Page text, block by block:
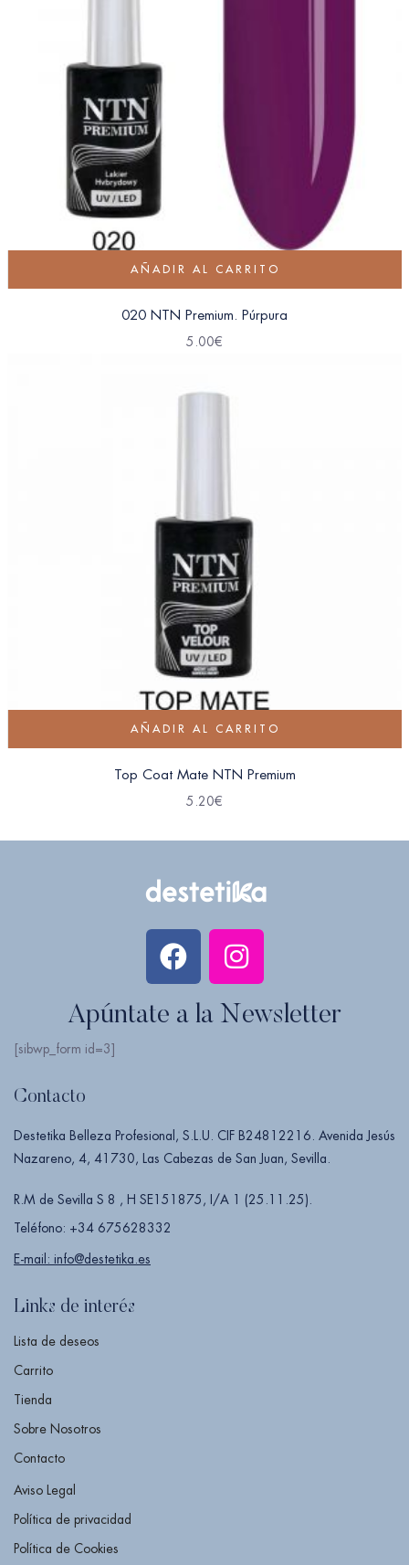
AÑADIR AL CARRITO
020 NTN Premium. Púrpura
5.00€
AÑADIR AL CARRITO
Top Coat Mate NTN Premium
5.20€
Apúntate a la Newsletter
[sibwp_form id=3]
Contacto
Destetika Belleza Profesional, S.L.U. CIF B24812216. Avenida Jesús
Nazareno, 4, 41730, Las Cabezas de San Juan, Sevilla.
R.M de Sevilla S 8 , H SE151875, I/A 1 (25.11.25).
Teléfono: +34 675628332
E-mail: info@destetika.es
Links de interés
Lista de deseos
Carrito
Tienda
Sobre Nosotros
Contacto
Aviso Legal
Política de privacidad
Política de Cookies